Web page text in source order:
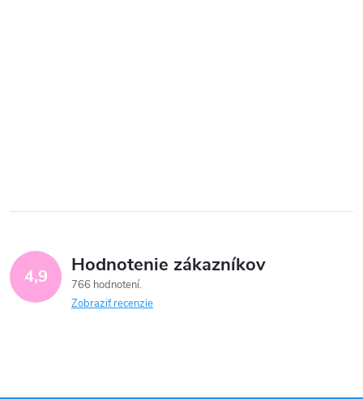
4,9 Hodnotenie zákazníkov
766 hodnotení
Zobraziť recenzie